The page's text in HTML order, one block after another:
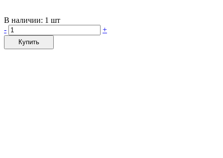
В наличии: 1 шт
-
+
Купить